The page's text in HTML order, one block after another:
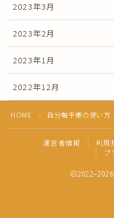
2023年3月
2023年2月
2023年1月
2022年12月
HOME ＞ 自分軸手帳の使い方
運営者情報
利用
プ